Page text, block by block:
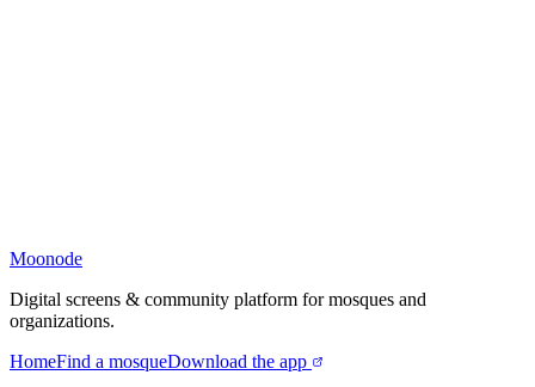
Moonode
Digital screens & community platform for mosques and
organizations.
HomeFind a mosqueDownload the app